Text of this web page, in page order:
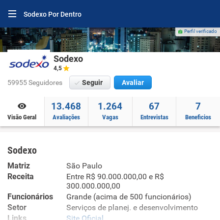
Sodexo Por Dentro
Perfil verificado
Sodexo
4,5
59955 Seguidores Seguir Avaliar
Visão Geral
13.468
Avaliações
1.264
Vagas
67
Entrevistas
7
Beneficios
Sodexo
Matriz
São Paulo
Receita
Entre R$ 90.000.000,00 e R$
300.000.000,00
Funcionários
Grande (acima de 500 funcionários)
Setor
Serviços de planej. e desenvolvimento